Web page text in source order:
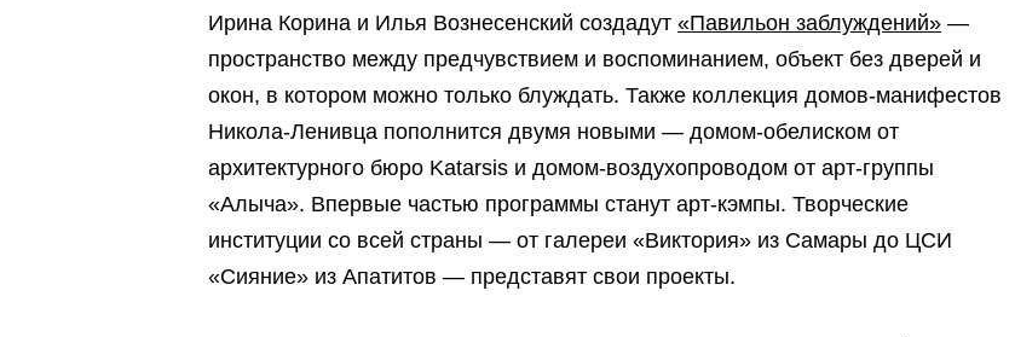
Ирина Корина и Илья Вознесенский создадут «Павильон заблуждений» —
пространство между предчувствием и воспоминанием, объект без дверей и
окон, в котором можно только блуждать. Также коллекция домов-манифестов
Никола-Ленивца пополнится двумя новыми — домом-обелиском от
архитектурного бюро Katarsis и домом-воздухопроводом от арт-группы
«Алыча». Впервые частью программы станут арт-кэмпы. Творческие
институции со всей страны — от галереи «Виктория» из Самары до ЦСИ
«Сияние» из Апатитов — представят свои проекты.